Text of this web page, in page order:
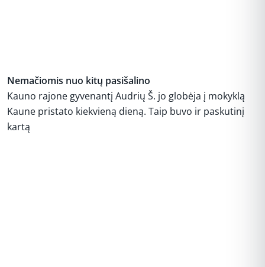
Nemačiomis nuo kitų pasišalino
Kauno rajone gyvenantį Audrių Š. jo globėja į mokyklą
Kaune pristato kiekvieną dieną. Taip buvo ir paskutinį
kartą